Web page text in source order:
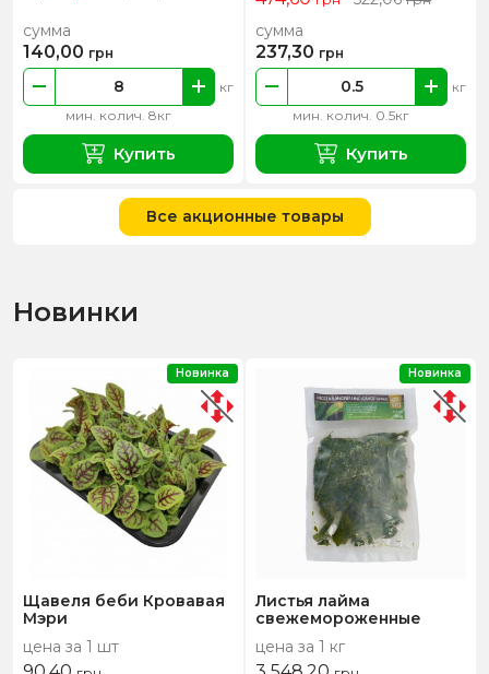
мин. колич. 8кг
кг
сумма
140,00 грн
Купить
мин. колич. 0.5кг
кг
сумма
237,30 грн
Купить
Все акционные товары
Новинки
Щавеля беби Кровавая
Мэри
цена за 1 шт
Новинка
Листья лайма
свежемороженные
цена за 1 кг
Новинка